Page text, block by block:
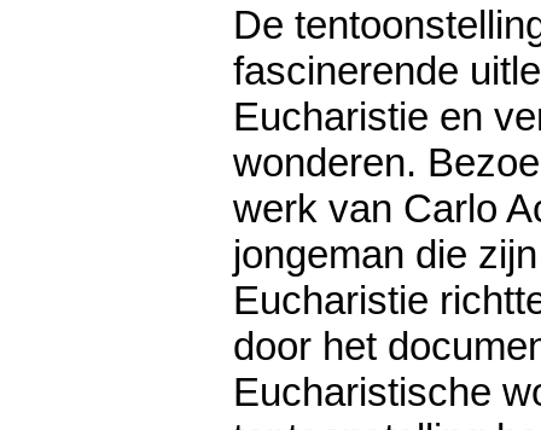
De
fascinerende
Eucharistie en
wonderen.
werk van Carlo
jongeman die
Eucharistie
door het
Eucharistische